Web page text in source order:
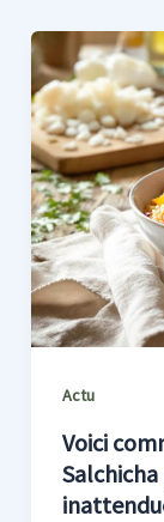
Actu
Voici